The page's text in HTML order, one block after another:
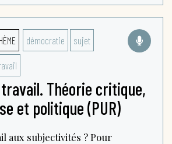
démocratie sujet
Théorie critique,
et politique (PUR)
aux subjectivités ? Pour